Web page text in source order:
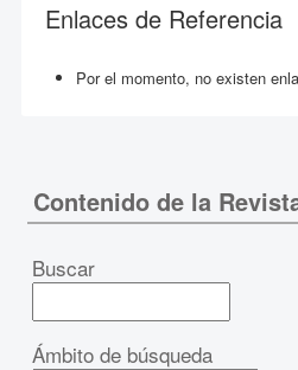
Enlaces de Referencia
Por el momento, no existen
Contenido de la
Buscar
Ámbito de búsqueda